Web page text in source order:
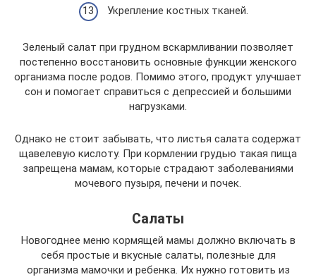
Укрепление костных тканей.
Зеленый салат при грудном вскармливании позволяет
постепенно восстановить основные функции женского
организма после родов. Помимо этого, продукт улучшает
сон и помогает справиться с депрессией и большими
нагрузками.
Однако не стоит забывать, что листья салата содержат
щавелевую кислоту. При кормлении грудью такая пища
запрещена мамам, которые страдают заболеваниями
мочевого пузыря, печени и почек.
Салаты
Новогоднее меню кормящей мамы должно включать в
себя простые и вкусные салаты, полезные для
организма мамочки и ребенка. Их нужно готовить из